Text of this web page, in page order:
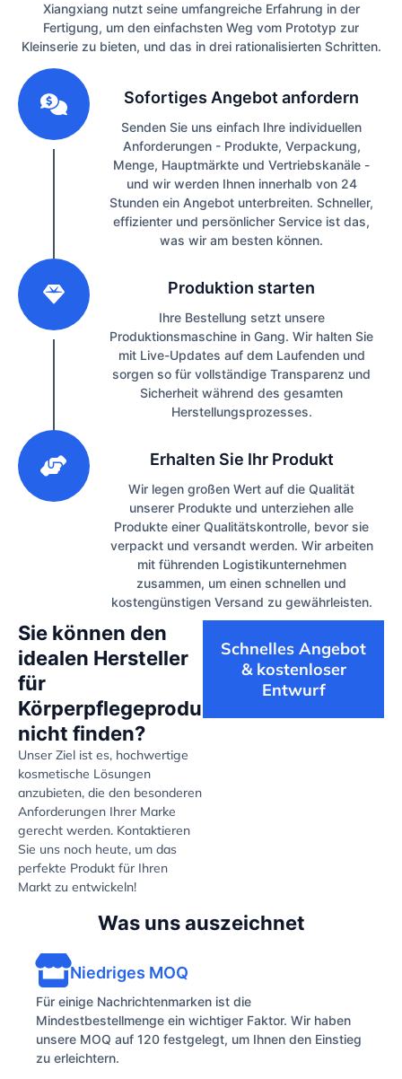
Xiangxiang nutzt seine umfangreiche Erfahrung in der
Fertigung, um den einfachsten Weg vom Prototyp zur
Kleinserie zu bieten, und das in drei rationalisierten Schritten.
Sofortiges Angebot anfordern
Senden Sie uns einfach Ihre individuellen
Anforderungen - Produkte, Verpackung,
Menge, Hauptmärkte und Vertriebskanäle -
und wir werden Ihnen innerhalb von 24
Stunden ein Angebot unterbreiten. Schneller,
effizienter und persönlicher Service ist das,
was wir am besten können.
Produktion starten
Ihre Bestellung setzt unsere
Produktionsmaschine in Gang. Wir halten Sie
mit Live-Updates auf dem Laufenden und
sorgen so für vollständige Transparenz und
Sicherheit während des gesamten
Herstellungsprozesses.
Erhalten Sie Ihr Produkt
Wir legen großen Wert auf die Qualität
unserer Produkte und unterziehen alle
Produkte einer Qualitätskontrolle, bevor sie
verpackt und versandt werden. Wir arbeiten
mit führenden Logistikunternehmen
zusammen, um einen schnellen und
kostengünstigen Versand zu gewährleisten.
Sie können den
idealen Hersteller
für
Körperpflegeprodukte
nicht finden?
Unser Ziel ist es, hochwertige
kosmetische Lösungen
anzubieten, die den besonderen
Anforderungen Ihrer Marke
gerecht werden. Kontaktieren
Sie uns noch heute, um das
perfekte Produkt für Ihren
Markt zu entwickeln!
Schnelles Angebot
& kostenloser
Entwurf
Was uns auszeichnet
Niedriges MOQ
Für einige Nachrichtenmarken ist die
Mindestbestellmenge ein wichtiger Faktor. Wir haben
unsere MOQ auf 120 festgelegt, um Ihnen den Einstieg
zu erleichtern.